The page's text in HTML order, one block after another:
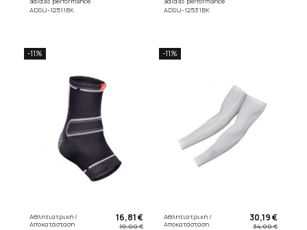
ADSU-12511BK
ADSU-12531BK
-11%
Αθλητιατρική /
Αποκατάσταση
16,81 €
19,00 €
-11%
Αθλητιατρική /
Αποκατάσταση
30,19 €
34,00 €